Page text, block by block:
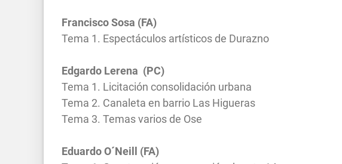
Francisco Sosa (FA)
Tema 1. Espectáculos artísticos de Durazno
Edgardo Lerena (PC)
Tema 1. Licitación consolidación urbana
Tema 2. Canaleta en barrio Las Higueras
Tema 3. Temas varios de Ose
Eduardo O´Neill (FA)